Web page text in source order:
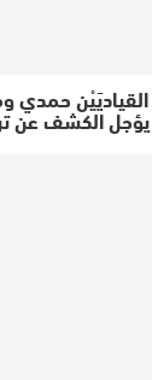
حمدي
يؤجل الكشف عن